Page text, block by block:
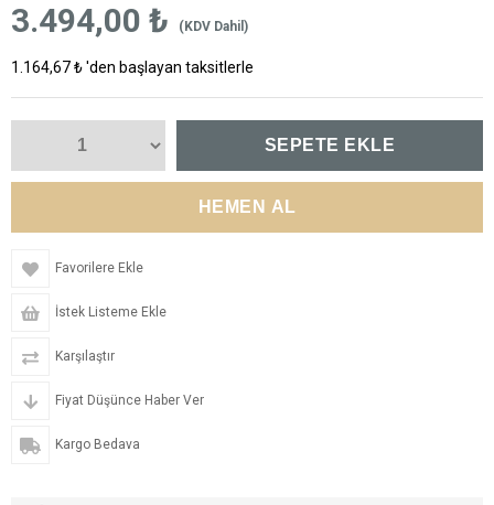
3.494,00 ₺ (KDV Dahil)
1.164,67 ₺'den başlayan taksitlerle
Favorilere Ekle
İstek Listeme Ekle
Karşılaştır
Fiyat Düşünce Haber Ver
Kargo Bedava